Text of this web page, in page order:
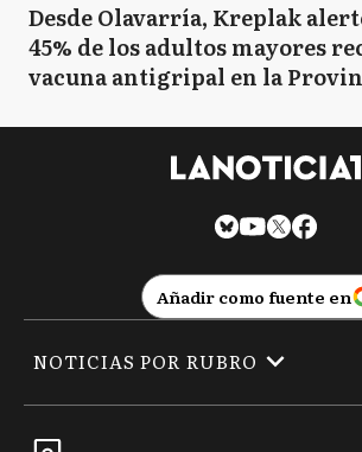
Desde Olavarría, Kreplak
45% de los adultos mayores
vacuna antigripal en la
Añadir como fuente en
NOTICIAS POR RUBRO